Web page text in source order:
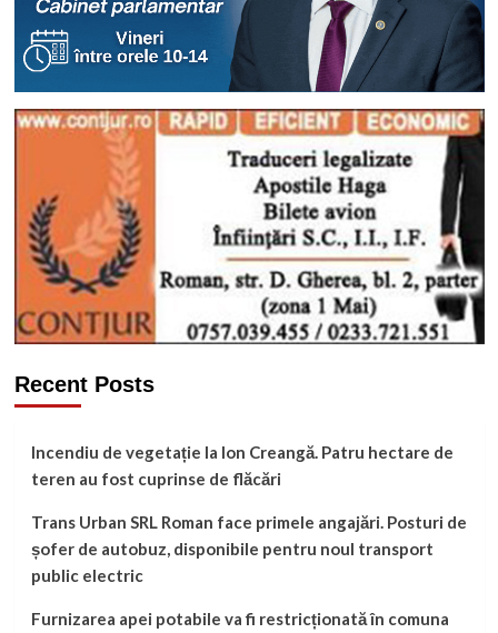
Recent Posts
Incendiu de vegetație la Ion Creangă. Patru hectare de
teren au fost cuprinse de flăcări
Trans Urban SRL Roman face primele angajări. Posturi de
șofer de autobuz, disponibile pentru noul transport
public electric
Furnizarea apei potabile va fi restricționată în comuna